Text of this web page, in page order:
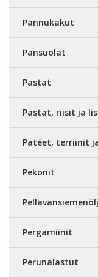
Pannukakut
Pansuolat
Pastat
Pastat, riisit ja
Patéet, terriinit
Pekonit
Pergamiinit
Perunalastut